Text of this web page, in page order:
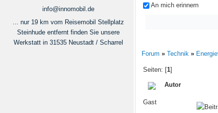
info@innomobil.de
... nur 19 km vom Reisemobil Stellplatz
Steinhude entfernt finden Sie unsere
Werkstatt in 31535 Neustadt / Scharrel
An mich erinnern
Forum » Technik »
Seiten: [1]
Autor
Gast